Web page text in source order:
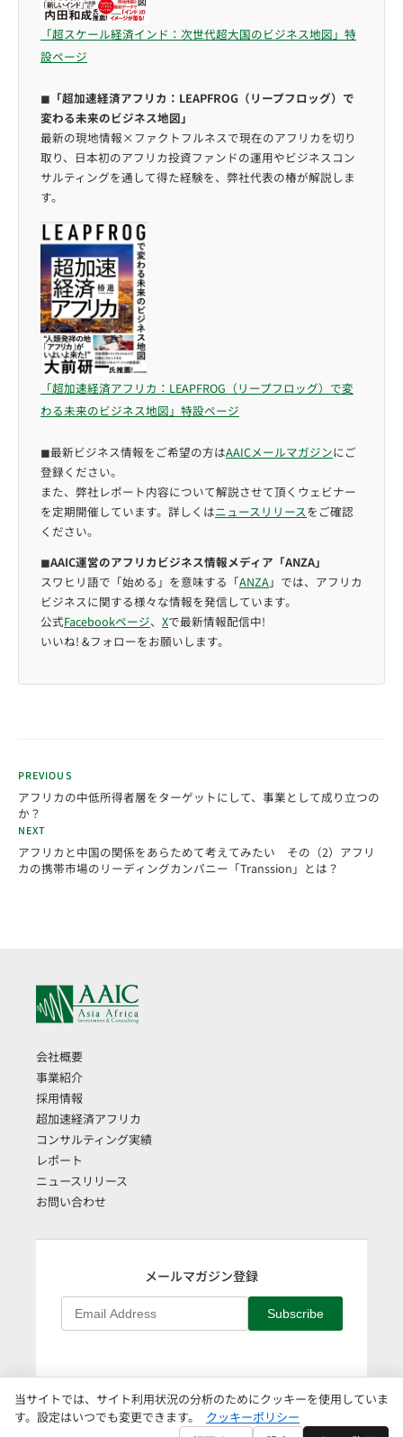
「超スケール経済インド：次世代超大国のビジネス地図」特
設ページ
◼︎ 「超加速経済アフリカ：LEAPFROG（リープフロッグ）で
変わる未来のビジネス地図」
最新の現地情報×ファクトフルネスで現在のアフリカを切り
取り、日本初のアフリカ投資ファンドの運用やビジネスコン
サルティングを通して得た経験を、弊社代表の椿が解説しま
す。
「超加速経済アフリカ：LEAPFROG（リープフロッグ）で変
わる未来のビジネス地図」特設ページ
◼︎最新ビジネス情報をご希望の方はAAICメールマガジンにご
登録ください。
また、弊社レポート内容について解説させて頂くウェビナー
を定期開催しています。詳しくはニュースリリースをご確認
ください。
◼︎AAIC運営のアフリカビジネス情報メディア「ANZA」
スワヒリ語で「始める」を意味する「ANZA」では、アフリカ
ビジネスに関する様々な情報を発信しています。
公式Facebookページ、 Xで最新情報配信中!
いいね! &フォローをお願いします。
PREVIOUS
アフリカの中低所得者層をターゲットにして、事業として成り立つの
か？
NEXT
アフリカと中国の関係をあらためて考えてみたい その（2）アフリ
カの携帯市場のリーディングカンパニー「Transsion」とは？
会社概要
事業紹介
採用情報
超加速経済アフリカ
コンサルティング実績
レポート
ニュースリリース
お問い合わせ
メールマガジン登録
Subscribe
English|個人情報保護方針|クッキーポリシー|クッキー設定
Copyright © AAIC Holdings Pte, Ltd.
当サイトでは、サイト利用状況の分析のためにクッキーを使用していま
す。設定はいつでも変更できます。
クッキーポリシー